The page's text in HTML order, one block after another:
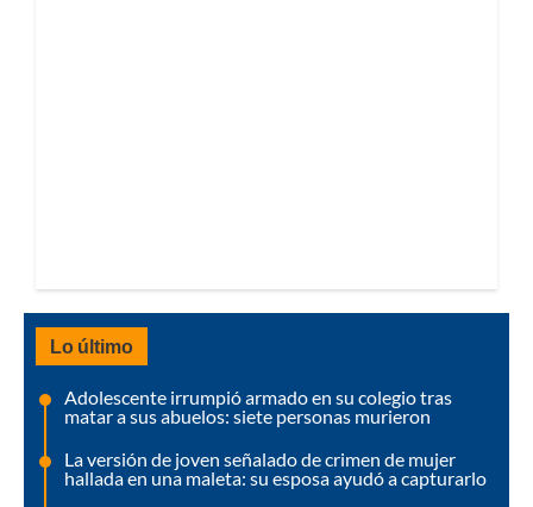
Lo último
Adolescente irrumpió armado en su colegio tras
matar a sus abuelos: siete personas murieron
La versión de joven señalado de crimen de mujer
hallada en una maleta: su esposa ayudó a capturarlo